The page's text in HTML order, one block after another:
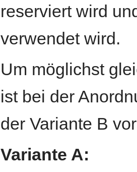
reserviert wird
verwendet wird.
Um möglichst
ist bei der
der Variante B
Variante A: